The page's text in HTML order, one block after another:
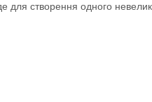
для створення одного